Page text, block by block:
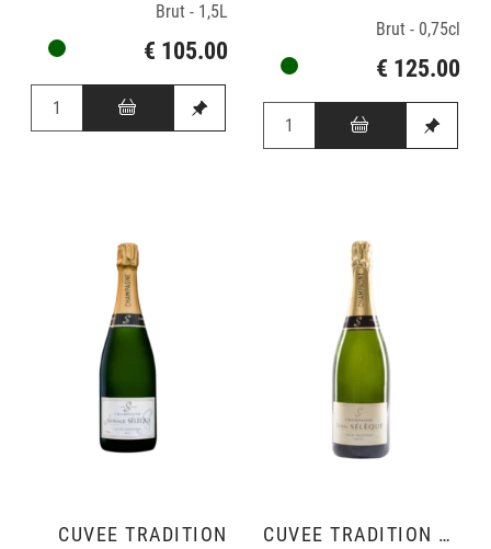
Brut - 1,5L
€ 105.00
Brut - 0,75cl
€ 125.00
CUVÉE TRADITION CUVÉE TRADITION ½ SEC